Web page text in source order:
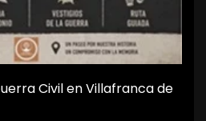
Civil en Villafranca de